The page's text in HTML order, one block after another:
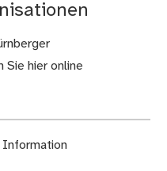
Sie hier online
Information